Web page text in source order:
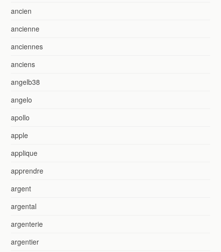
ancien
ancienne
anciennes
anciens
angelb38
angelo
apollo
apple
applique
apprendre
argent
argental
argenterie
argentier